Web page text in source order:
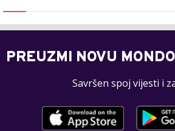
PREUZMI NOVU
Savršen spoj vijesti i